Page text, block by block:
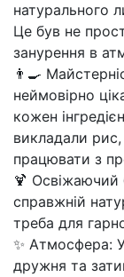
натурального
Це був не
занурення в
👨‍🍳
неймовірно
кожен
викладали
працювати з
🍹 Освіжаючий
справжній
треба для
✨ Атмосфера:
дружня та